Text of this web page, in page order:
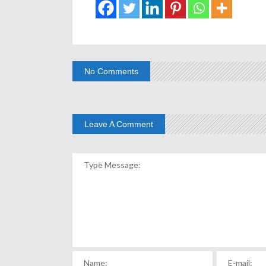
No Comments
Leave A Comment